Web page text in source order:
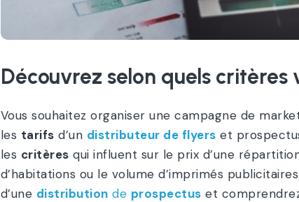
Découvrez selon quels
Vous souhaitez organiser une campagne de
les tarifs d’un distributeur de flyers et
les critères qui influent sur le prix d’une
d’habitations ou le volume d’imprimés
d’une distribution de prospectus et